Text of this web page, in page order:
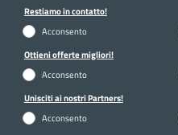
Restiamo in contatto!
Acconsento
Ottieni offerte migliori!
Acconsento
Unisciti ai nostri Partners!
Acconsento